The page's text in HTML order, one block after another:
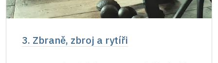
3. Zbraně, zbroj a rytíři